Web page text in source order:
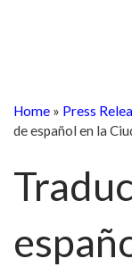
Home » Press
de español en la